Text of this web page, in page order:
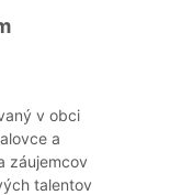
v obci
a
záujemcov
talentov